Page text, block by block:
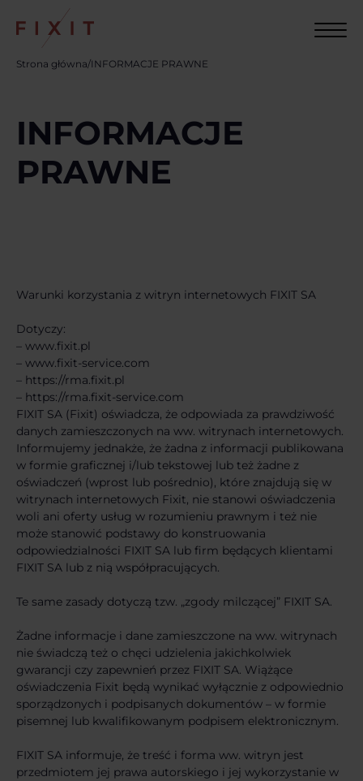
Strona główna/INFORMACJE PRAWNE
INFORMACJE
PRAWNE
Warunki korzystania z witryn internetowych FIXIT SA
Dotyczy:
– www.fixit.pl
– www.fixit-service.com
– https://rma.fixit.pl
– https://rma.fixit-service.com
FIXIT SA (Fixit) oświadcza, że odpowiada za prawdziwość
danych zamieszczonych na ww. witrynach internetowych.
Informujemy jednakże, że żadna z informacji publikowana
w formie graficznej i/lub tekstowej lub też żadne z
oświadczeń (wprost lub pośrednio), które znajdują się w
witrynach internetowych Fixit, nie stanowi oświadczenia
woli ani oferty usług w rozumieniu prawnym i też nie
może stanowić podstawy do konstruowania
odpowiedzialności FIXIT SA lub firm będących klientami
FIXIT SA lub z nią współpracujących.
Te same zasady dotyczą tzw. „zgody milczącej” FIXIT SA.
Żadne informacje i dane zamieszczone na ww. witrynach
nie świadczą też o chęci udzielenia jakichkolwiek
gwarancji czy zapewnień przez FIXIT SA. Wiążące
oświadczenia Fixit będą wynikać wyłącznie z odpowiednio
sporządzonych i podpisanych dokumentów – w formie
pisemnej lub kwalifikowanym podpisem elektronicznym.
FIXIT SA informuje, że treść i forma ww. witryn jest
przedmiotem jej prawa autorskiego i jej wykorzystanie w